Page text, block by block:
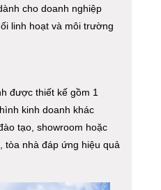
cho doanh nghiệp
linh hoạt và môi trường
được thiết kế gồm 1
kinh doanh khác
tạo, showroom hoặc
tòa nhà đáp ứng hiệu quả